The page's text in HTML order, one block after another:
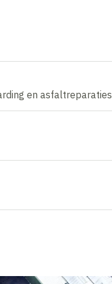
en asfaltreparaties